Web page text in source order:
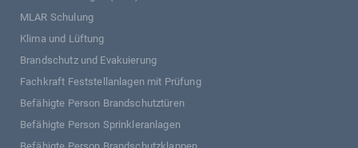
MLAR Schulung
Klima und Lüftung
Brandschutz und Evakuierung
Fachkraft Feststellanlagen mit Prüfung
Befähigte Person Brandschutztüren
Befähigte Person Sprinkleranlagen